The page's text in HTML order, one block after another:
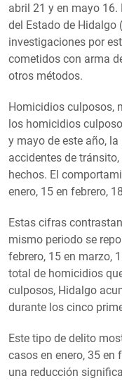
abril 21 y en mayo
del Estado de Hidalgo
investigaciones por
cometidos con arma
otros métodos.
Homicidios culposos,
los homicidios
y mayo de este año,
accidentes de
hechos. El
enero, 15 en febrero,
Estas cifras
mismo periodo se
febrero, 15 en marzo,
total de homicidios
culposos, Hidalgo
durante los cinco
Este tipo de delito
casos en enero, 35 en
una reducción